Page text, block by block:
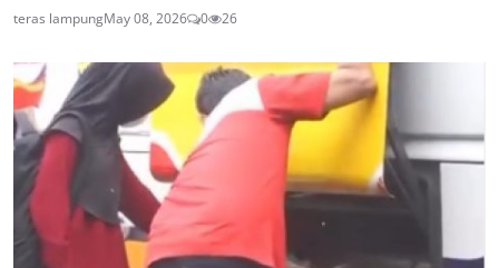
teras lampungMay 08, 2026 0 26